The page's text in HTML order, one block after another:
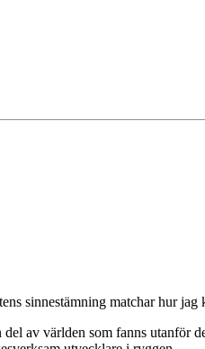
sinnestämning matchar hur jag
av världen som fanns utanför